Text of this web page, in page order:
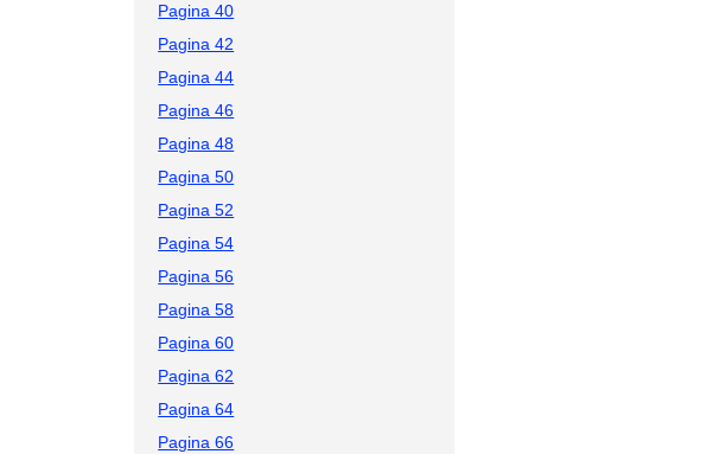
Pagina 40
Pagina 42
Pagina 44
Pagina 46
Pagina 48
Pagina 50
Pagina 52
Pagina 54
Pagina 56
Pagina 58
Pagina 60
Pagina 62
Pagina 64
Pagina 66